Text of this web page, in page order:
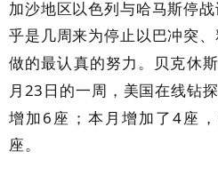
加沙地区以色列与哈马斯停
乎是几周来为停止以巴冲突
做的最认真的努力。贝克休
月 23 日的一周，美国在线钻
增加 6 座；本月增加了4座
座。